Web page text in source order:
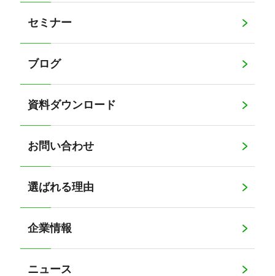
セミナー
ブログ
資料ダウンロード
お問い合わせ
選ばれる理由
企業情報
ニュース